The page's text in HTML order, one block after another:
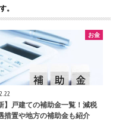
。
お金
】戸建ての補助金一覧！減税
措置や地方の補助金も紹介